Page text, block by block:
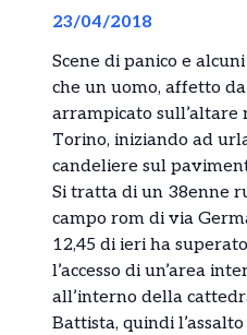
23/04/2018
Scene di panico e
che un uomo, affetto
arrampicato sull’altare
Torino, iniziando ad
candeliere sul
Si tratta di un 38enne
campo rom di via
12,45 di ieri ha
l’accesso di un’area
all’interno della
Battista, quindi